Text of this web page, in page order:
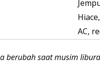
AC,
berubah saat musim